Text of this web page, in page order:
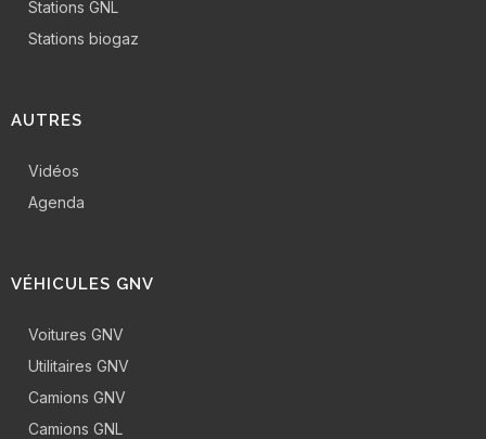
Stations GNL
Stations biogaz
AUTRES
Vidéos
Agenda
VÉHICULES GNV
Voitures GNV
Utilitaires GNV
Camions GNV
Camions GNL